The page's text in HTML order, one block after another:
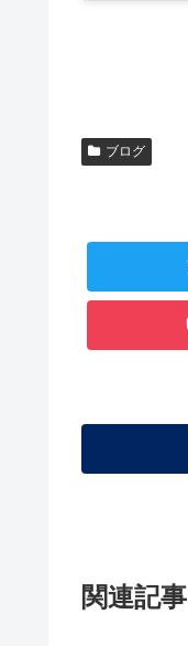
ブログ
関連記事